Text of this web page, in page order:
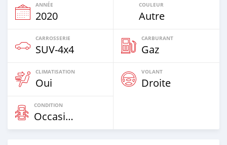
ANNÉE
2020
COULEUR
Autre
CARROSSERIE
SUV‒4x4
CARBURANT
Gaz
CLIMATISATION
Oui
VOLANT
Droite
CONDITION
Occasion